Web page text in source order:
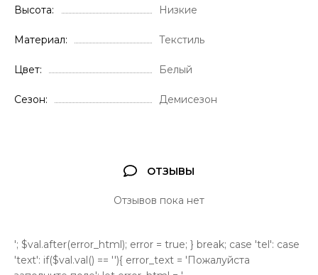
Высота Низкие
Материал Текстиль
Цвет Белый
Сезон Демисезон
ОТЗЫВЫ
Отзывов пока нет
'; $val.after(error_html); error = true; } break; case 'tel': case
'text': if($val.val() == ''){ error_text = 'Пожалуйста